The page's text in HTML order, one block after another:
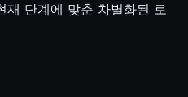
재 단계에 맞춘 차별화된 로